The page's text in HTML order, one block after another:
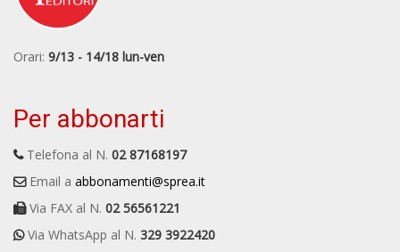
Orari: 9/13 - 14/18 lun-ven
Per abbonarti
Telefona al N. 02 87168197
Email a abbonamenti@sprea.it
Via FAX al N. 02 56561221
Via WhatsApp al N. 329 3922420